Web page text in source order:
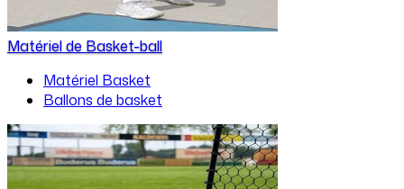
Matériel de Basket-ball
Matériel Basket
Ballons de basket